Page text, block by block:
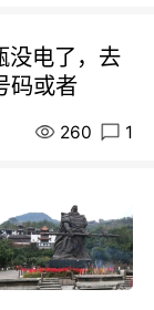
没电了，去
码或者
260 1